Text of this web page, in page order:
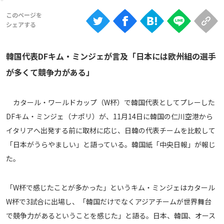
Android
Web
メディアアライアンス
韓国代表DFキム・ミンジェが言及「日本には欧州組の選手
が多くて競争力がある」
カタール・ワールドカップ（W杯）で韓国代表としてプレーした
DFキム・ミンジェ（ナポリ）が、11月14日に韓国の仁川空港から
イタリアへ出発する前に取材に応じ、日韓の代表チームを比較して
「日本がうらやましい」と語っている。韓国紙「中央日報」が報じ
た。
「W杯で感じたことが多かった」というキム・ミンジェはカタール
W杯で3試合に出場し、「韓国だけでなくアジアチームが世界舞台
で競争力があるということを感じた」と語る。日本、韓国、オース